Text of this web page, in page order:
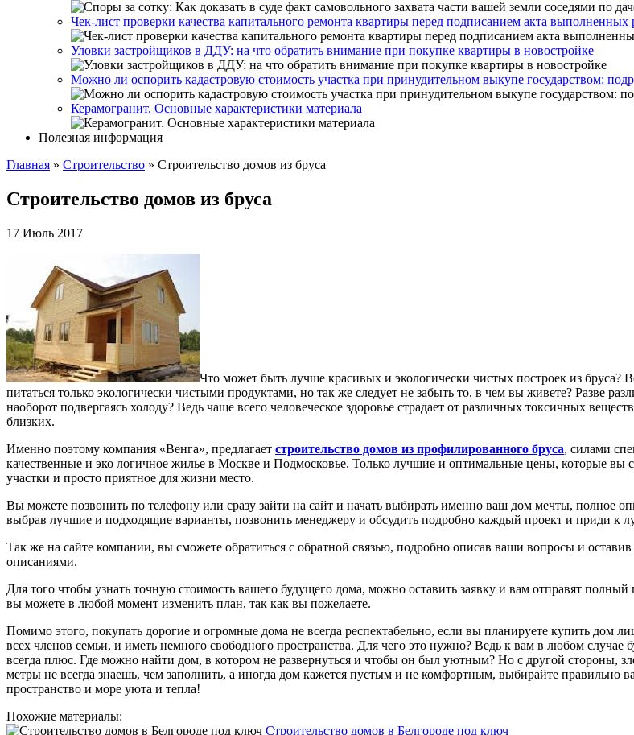
Чек-лист проверки качества капитального ремонта квартиры перед подписанием акта выполненных
Уловки застройщиков в ДДУ: на что обратить внимание при покупке квартиры в новостройке
Можно ли оспорить кадастровую стоимость участка при принудительном выкупе государством:
Керамогранит. Основные характеристики материала
Полезная информация
Главная » Строительство » Строительство домов из бруса
Строительство домов из бруса
17 Июль 2017
Что может быть лучше красивых и экологически чистых построек из
питаться только экологически чистыми продуктами, но так же следует не забыть то, в чем вы живете? Разве
наоборот подвергаясь холоду? Ведь чаще всего человеческое здоровье страдает от различных токсичных
близких.
Именно поэтому компания «Венга», предлагает строительство домов из профилированного бруса, силами
качественные и эко логичное жилье в Москве и Подмосковье. Только лучшие и оптимальные цены, которые вы
участки и просто приятное для жизни место.
Вы можете позвонить по телефону или сразу зайти на сайт и начать выбирать именно ваш дом мечты, полное
выбрав лучшие и подходящие варианты, позвонить менеджеру и обсудить подробно каждый проект и приди к
Так же на сайте компании, вы сможете обратиться с обратной связью, подробно описав ваши вопросы и
описаниями.
Для того чтобы узнать точную стоимость вашего будущего дома, можно оставить заявку и вам отправят
вы можете в любой момент изменить план, так как вы пожелаете.
Помимо этого, покупать дорогие и огромные дома не всегда респектабельно, если вы планируете купить дом
всех членов семьи, и иметь немного свободного пространства. Для чего это нужно? Ведь к вам в любом
всегда плюс. Где можно найти дом, в котором не развернуться и чтобы он был уютным? Но с другой стороны,
метры не всегда знаешь, чем заполнить, а иногда дом кажется пустым и не комфортным, выбирайте
пространство и море уюта и тепла!
Похожие материалы:
Строительство домов в Белгороде под ключ